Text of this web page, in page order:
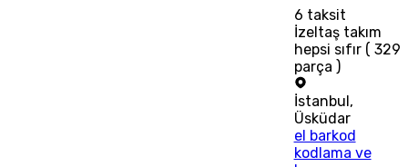
6 taksit
İzeltaş takım
hepsi sıfır ( 329
parça )
İstanbul,
Üsküdar
el barkod
kodlama ve